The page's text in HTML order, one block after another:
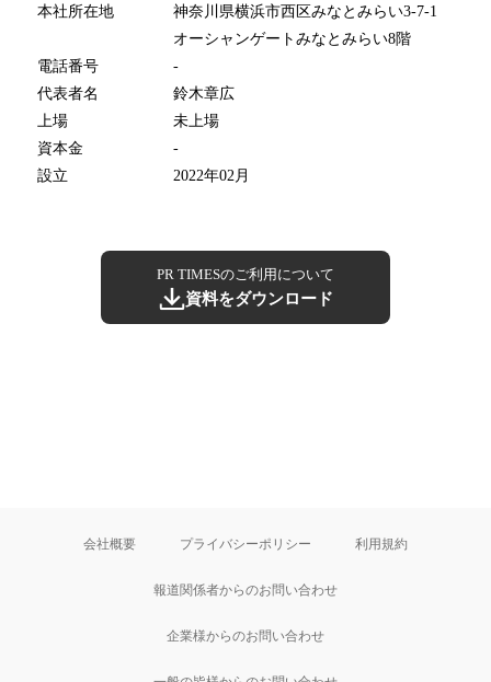
本社所在地
神奈川県横浜市西区みなとみらい3-7-1
オーシャンゲートみなとみらい8階
電話番号
-
代表者名
鈴木章広
上場
未上場
資本金
-
設立
2022年02月
PR TIMESのご利用について
資料をダウンロード
会社概要 プライバシーポリシー 利用規約
報道関係者からのお問い合わせ
企業様からのお問い合わせ